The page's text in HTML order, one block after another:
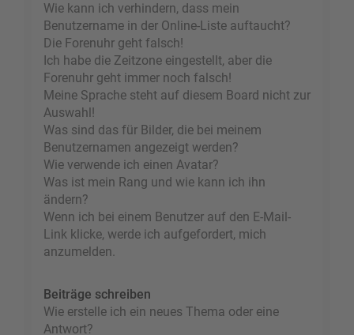
Wie kann ich verhindern, dass mein
Benutzername in der Online-Liste auftaucht?
Die Forenuhr geht falsch!
Ich habe die Zeitzone eingestellt, aber die
Forenuhr geht immer noch falsch!
Meine Sprache steht auf diesem Board nicht zur
Auswahl!
Was sind das für Bilder, die bei meinem
Benutzernamen angezeigt werden?
Wie verwende ich einen Avatar?
Was ist mein Rang und wie kann ich ihn
ändern?
Wenn ich bei einem Benutzer auf den E-Mail-
Link klicke, werde ich aufgefordert, mich
anzumelden.
Beiträge schreiben
Wie erstelle ich ein neues Thema oder eine
Antwort?